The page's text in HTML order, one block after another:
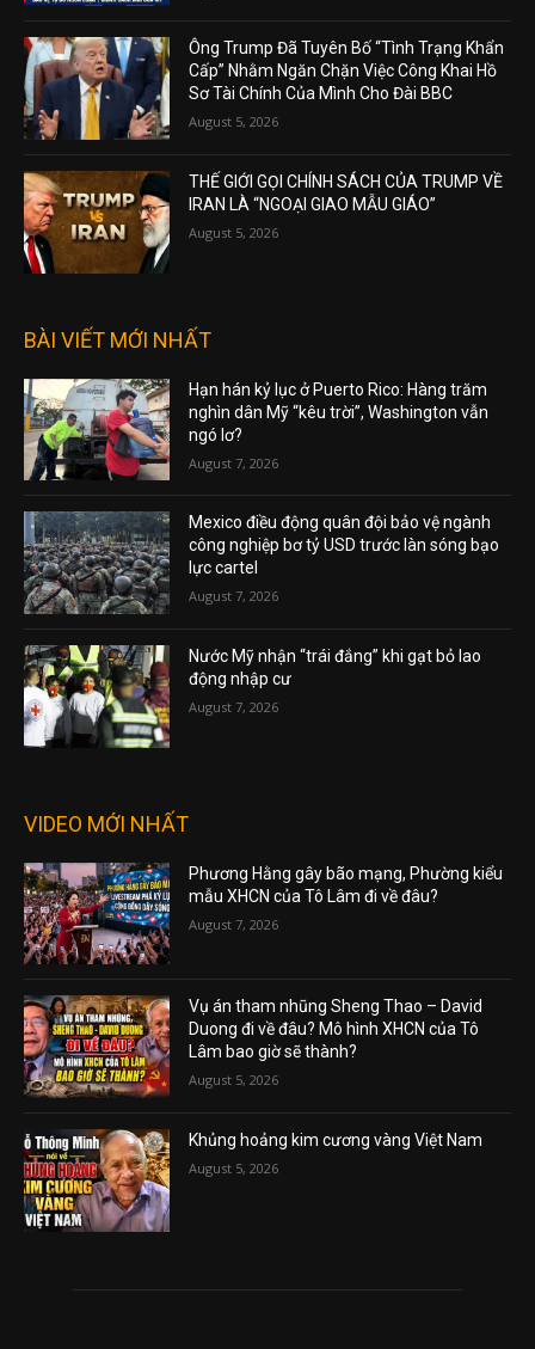
Ông Trump Đã Tuyên Bố “Tình Trạng Khẩn
Cấp” Nhằm Ngăn Chặn Việc Công Khai Hồ
Sơ Tài Chính Của Mình Cho Đài BBC
August 5, 2026
THẾ GIỚI GỌI CHÍNH SÁCH CỦA TRUMP VỀ
IRAN LÀ “NGOẠI GIAO MẪU GIÁO”
August 5, 2026
BÀI VIẾT MỚI NHẤT
Hạn hán kỷ lục ở Puerto Rico: Hàng trăm
nghìn dân Mỹ “kêu trời”, Washington vẫn
ngó lơ?
August 7, 2026
Mexico điều động quân đội bảo vệ ngành
công nghiệp bơ tỷ USD trước làn sóng bạo
lực cartel
August 7, 2026
Nước Mỹ nhận “trái đắng” khi gạt bỏ lao
động nhập cư
August 7, 2026
VIDEO MỚI NHẤT
Phương Hằng gây bão mạng, Phường kiểu
mẫu XHCN của Tô Lâm đi về đâu?
August 7, 2026
Vụ án tham nhũng Sheng Thao – David
Duong đi về đâu? Mô hình XHCN của Tô
Lâm bao giờ sẽ thành?
August 5, 2026
Khủng hoảng kim cương vàng Việt Nam
August 5, 2026